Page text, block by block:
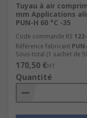
Tuyau à air
mm Applications
PUN-H 60 °C -35
Code commande RS
Référence fabricant
Sous-total (1 sachet de
170,50 €HT
Quantité